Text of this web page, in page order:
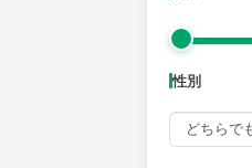
性別